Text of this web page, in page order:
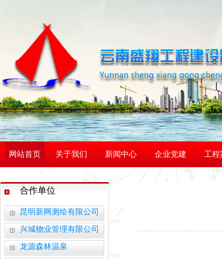
网站首页 关于我们 新闻中心 企业党建 工程
合作单位
昆明新网测绘有限公司
兴城物业管理有限公司
龙源森林温泉